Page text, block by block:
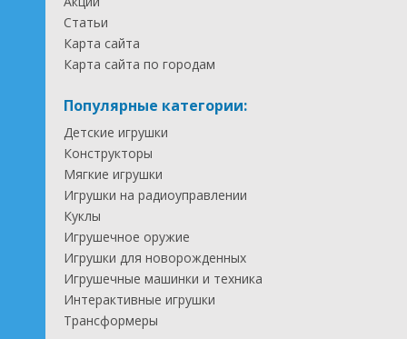
Статьи
Карта сайта
Карта сайта по городам
Популярные категории:
Детские игрушки
Конструкторы
Мягкие игрушки
Игрушки на радиоуправлении
Куклы
Игрушечное оружие
Игрушки для новорожденных
Игрушечные машинки и техника
Интерактивные игрушки
Трансформеры